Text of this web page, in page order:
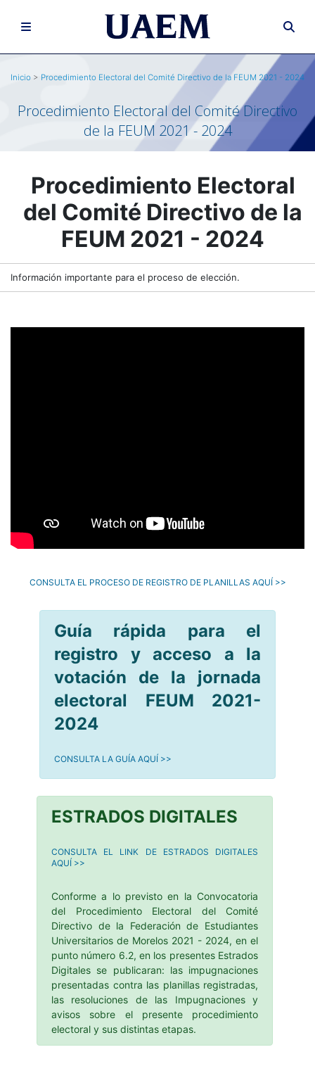
Inicio > Procedimiento Electoral del Comité Directivo de la FEUM 2021 - 2024
Procedimiento Electoral del Comité Directivo
de la FEUM 2021 - 2024
Procedimiento Electoral
del Comité Directivo de la
FEUM 2021 - 2024
Información importante para el proceso de elección.
CONSULTA EL PROCESO DE REGISTRO DE PLANILLAS AQUÍ >>
Guía rápida para el
registro y acceso a la
votación de la jornada
electoral FEUM 2021-
2024
CONSULTA LA GUÍA AQUÍ >>
ESTRADOS DIGITALES
CONSULTA EL LINK DE ESTRADOS DIGITALES
AQUÍ >>
Conforme a lo previsto en la Convocatoria
del Procedimiento Electoral del Comité
Directivo de la Federación de Estudiantes
Universitarios de Morelos 2021 - 2024, en el
punto número 6.2, en los presentes Estrados
Digitales se publicaran: las impugnaciones
presentadas contra las planillas registradas,
las resoluciones de las Impugnaciones y
avisos sobre el presente procedimiento
electoral y sus distintas etapas.